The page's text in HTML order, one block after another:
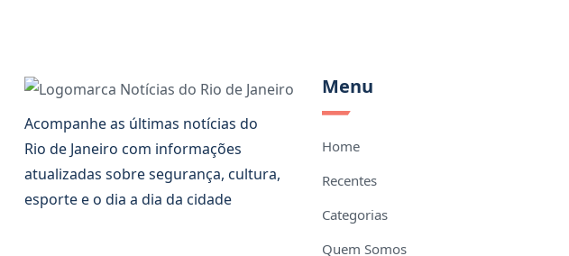
Acompanhe as últimas notícias do
Rio de Janeiro com informações
atualizadas sobre segurança, cultura,
esporte e o dia a dia da cidade
Menu
Home
Recentes
Categorias
Quem Somos